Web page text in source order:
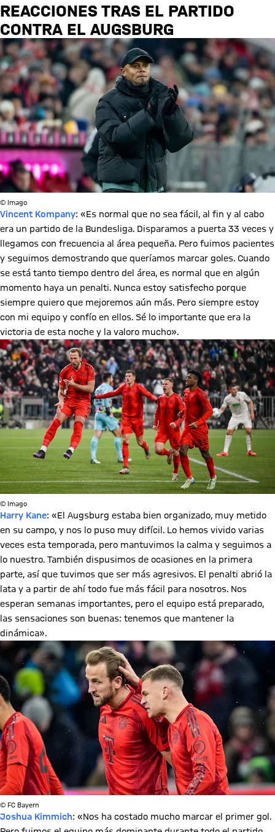
REACCIONES TRAS EL PARTIDO
CONTRA EL AUGSBURG
© Imago
Vincent Kompany: «Es normal que no sea fácil, al fin y al cabo
era un partido de la Bundesliga. Disparamos a puerta 33 veces y
llegamos con frecuencia al área pequeña. Pero fuimos pacientes
y seguimos demostrando que queríamos marcar goles. Cuando
se está tanto tiempo dentro del área, es normal que en algún
momento haya un penalti. Nunca estoy satisfecho porque
siempre quiero que mejoremos aún más. Pero siempre estoy
con mi equipo y confío en ellos. Sé lo importante que era la
victoria de esta noche y la valoro mucho».
© Imago
Harry Kane: «El Augsburg estaba bien organizado, muy metido
en su campo, y nos lo puso muy difícil. Lo hemos vivido varias
veces esta temporada, pero mantuvimos la calma y seguimos a
lo nuestro. También dispusimos de ocasiones en la primera
parte, así que tuvimos que ser más agresivos. El penalti abrió la
lata y a partir de ahí todo fue más fácil para nosotros. Nos
esperan semanas importantes, pero el equipo está preparado,
las sensaciones son buenas: tenemos que mantener la
dinámica».
© FC Bayern
Joshua Kimmich: «Nos ha costado mucho marcar el primer gol.